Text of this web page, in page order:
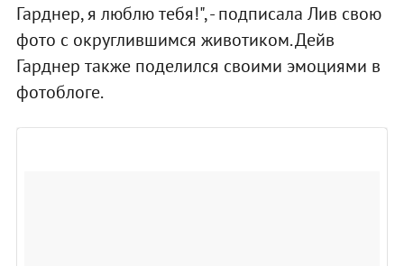
Гарднер, я люблю тебя!", - подписала Лив свою
фото с округлившимся животиком. Дейв
Гарднер также поделился своими эмоциями в
фотоблоге.